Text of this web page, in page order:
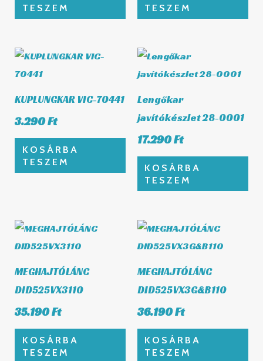
TESZEM
TESZEM
KUPLUNGKAR VIC-70441
3.290Ft
KOSÁRBA
TESZEM
Lengőkar
javítókészlet 28-0001
17.290Ft
KOSÁRBA
TESZEM
MEGHAJTÓLÁNC
DID525VX3110
35.190Ft
KOSÁRBA
TESZEM
MEGHAJTÓLÁNC
DID525VX3G&B110
36.190Ft
KOSÁRBA
TESZEM